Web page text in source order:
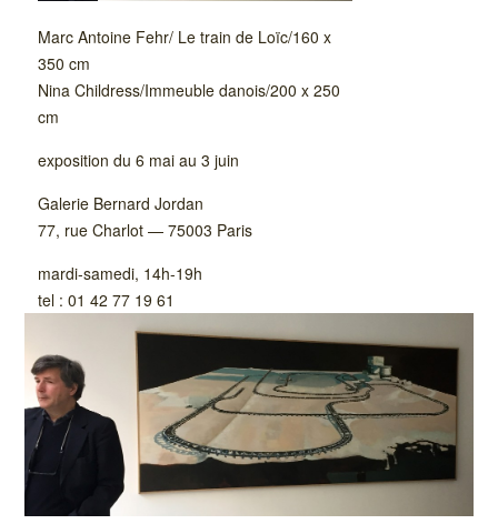
Marc Antoine Fehr/ Le train de Loïc/160 x
350 cm
Nina Childress/Immeuble danois/200 x 250
cm
exposition du 6 mai au 3 juin
Galerie Bernard Jordan
77, rue Charlot — 75003 Paris
mardi-samedi, 14h-19h
tel : 01 42 77 19 61